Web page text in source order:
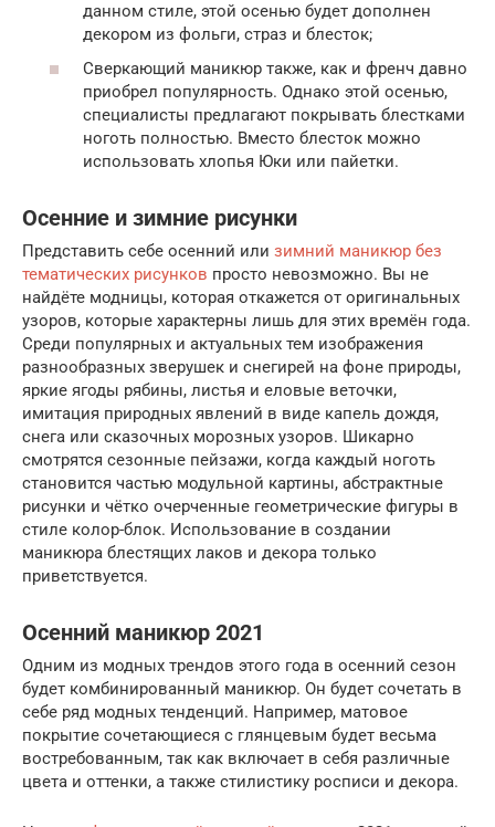
данном стиле, этой осенью будет дополнен
декором из фольги, страз и блесток;
Сверкающий маникюр также, как и френч давно
приобрел популярность. Однако этой осенью,
специалисты предлагают покрывать блестками
ноготь полностью. Вместо блесток можно
использовать хлопья Юки или пайетки.
Осенние и зимние рисунки
Представить себе осенний или зимний маникюр без
тематических рисунков просто невозможно. Вы не
найдёте модницы, которая откажется от оригинальных
узоров, которые характерны лишь для этих времён года.
Среди популярных и актуальных тем изображения
разнообразных зверушек и снегирей на фоне природы,
яркие ягоды рябины, листья и еловые веточки,
имитация природных явлений в виде капель дождя,
снега или сказочных морозных узоров. Шикарно
смотрятся сезонные пейзажи, когда каждый ноготь
становится частью модульной картины, абстрактные
рисунки и чётко очерченные геометрические фигуры в
стиле колор-блок. Использование в создании
маникюра блестящих лаков и декора только
приветствуется.
Осенний маникюр 2021
Одним из модных трендов этого года в осенний сезон
будет комбинированный маникюр. Он будет сочетать в
себе ряд модных тенденций. Например, матовое
покрытие сочетающиеся с глянцевым будет весьма
востребованным, так как включает в себя различные
цвета и оттенки, а также стилистику росписи и декора.